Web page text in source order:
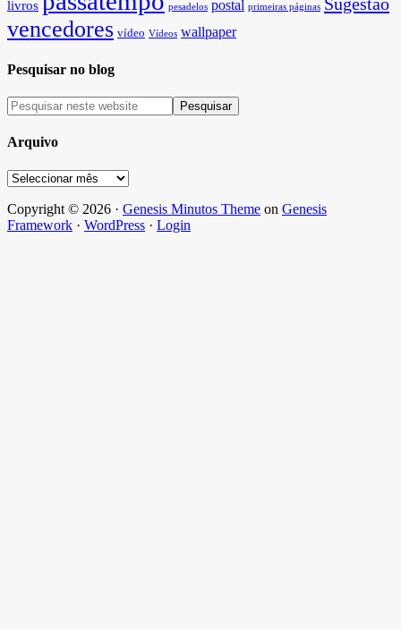
livros
pesadelos postal primeiras páginas
vencedores vídeo Vídeos wallpaper
Pesquisar no blog
Arquivo
Arquivo
Copyright © 2026 · Genesis Minutos Theme on Genesis
Framework · WordPress · Login